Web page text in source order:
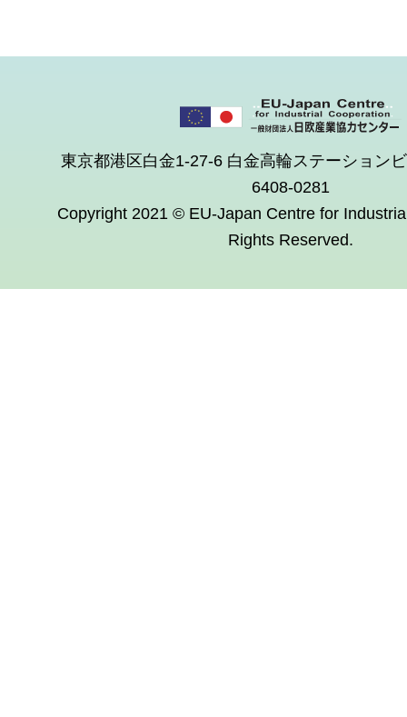
東京都港区白金1-27-6 白金高輪ステーション
6408-0281
Copyright 2021 © EU-Japan Centre for
Rights Reserved.